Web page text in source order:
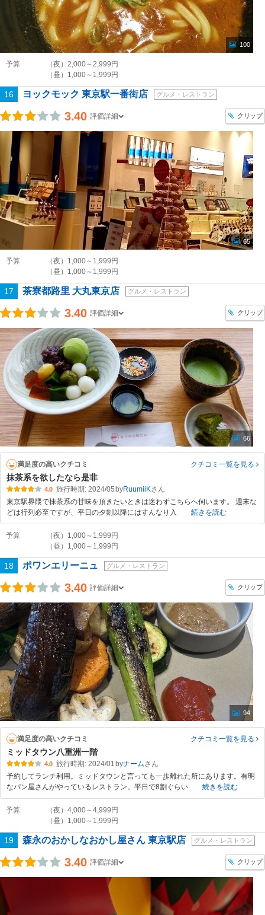
100
予算
（夜）2,000～2,999円
（昼）1,000～1,999円
16 ヨックモック 東京駅一番街店 グルメ・レストラン
3.40 評価詳細 クリップ
65
予算
（夜）1,000～1,999円
（昼）1,000～1,999円
17 茶寮都路里 大丸東京店 グルメ・レストラン
3.40 評価詳細 クリップ
66
満足度の高いクチコミ クチコミ一覧を見る
抹茶系を欲したなら是非
4.0 旅行時期: 2024/05byRuumiiK
東京駅界隈で抹茶系の甘味を頂きたいときは迷わずこちらへ伺います。 週末な
どは行列必至ですが、平日の夕刻以降にはすんなり入
続きを読む
予算
（夜）1,000～1,999円
（昼）1,000～1,999円
18 ポワンエリーニュ グルメ・レストラン
3.40 評価詳細 クリップ
94
満足度の高いクチコミ クチコミ一覧を見る
ミッドタウン八重洲一階
4.0 旅行時期: 2024/01 byナーム
予約してランチ利用。ミッドタウンと言っても一歩離れた所にあります。有明
なパン屋さんがやっているレストラン。平日で8割ぐらい
続きを読む
予算
（夜）4,000～4,999円
（昼）1,000～1,999円
19 森永のおかしなおかし屋さん 東京駅店 グルメ・レストラン
3.40 評価詳細 クリップ